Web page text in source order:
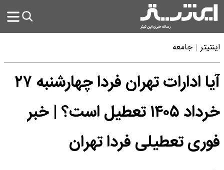
اینتیتر جامعه
آیا ادارات تهران فردا چهارشنبه ۲۷
خرداد ۱۴۰۵ تعطیل است؟ | خبر
فوری تعطیلی فردا تهران